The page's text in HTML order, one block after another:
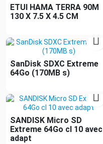
ETUI HAMA TERRA 90M
130 X 7.5 X 4.5 CM

SanDisk SDXC Extreme
64Go (170MB s)

SANDISK Micro SD
Extreme 64Go cl 10 avec
adapt